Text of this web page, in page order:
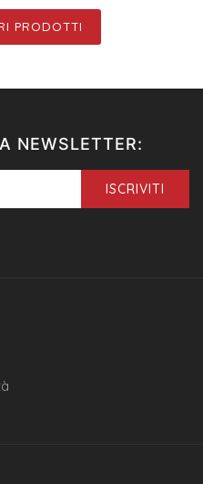
PRODOTTI
NEWSLETTER:
ISCRIVITI